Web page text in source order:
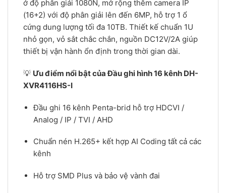
ở độ phân giải 1080N, mở rộng thêm camera IP
(16+2) với độ phân giải lên đến 6MP, hỗ trợ 1 ổ
cứng dung lượng tối đa 10TB. Thiết kế chuẩn 1U
nhỏ gọn, vỏ sắt chắc chắn, nguồn DC12V/2A giúp
thiết bị vận hành ổn định trong thời gian dài.
💡 Ưu điểm nổi bật của Đầu ghi hình 16 kênh DH-
XVR4116HS-I
Đầu ghi 16 kênh Penta-brid hỗ trợ HDCVI /
Analog / IP / TVI / AHD
Chuẩn nén H.265+ kết hợp AI Coding tất cả các
kênh
Hỗ trợ SMD Plus và bảo vệ vành đai